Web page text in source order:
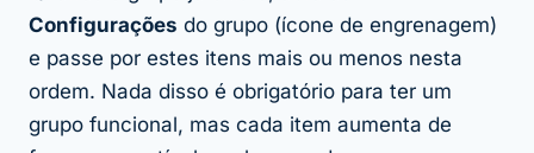
Configurações do grupo (ícone de engrenagem)
e passe por estes itens mais ou menos nesta
ordem. Nada disso é obrigatório para ter um
grupo funcional, mas cada item aumenta de